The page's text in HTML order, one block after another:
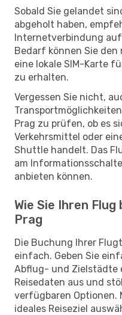
Sobald Sie gelandet
abgeholt haben,
Internetverbindung auf
Bedarf können Sie
eine lokale SIM-Karte
zu erhalten.
Vergessen Sie nicht,
Prag zu prüfen, ob es
Verkehrsmittel oder
Shuttle handelt. Das
am
anbieten können.
Wie Sie Ihren
Prag
Die Buchung Ihrer
einfach. Geben Sie
Abflug- und Zielstädte
Reisedaten aus und
verfügbaren Optionen.
ideales Reiseziel